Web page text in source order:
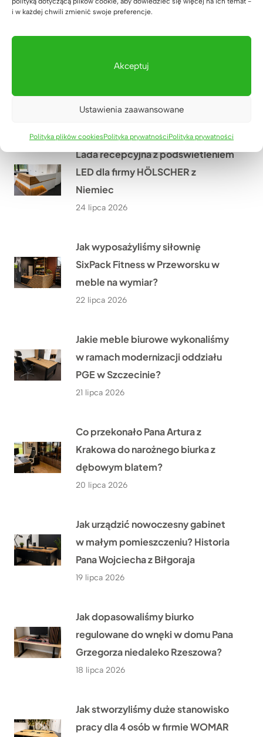
i w każdej chwili zmienić swoje preferencje.
Akceptuj
Ustawienia zaawansowane
Polityka plików cookiesPolityka prywatnościPolityka prywatności
28 lipca 2026
miejscem na drukarkę i dokumenty
Warszawie?
27 lipca 2026
Lada recepcyjna z podświetleniem
LED dla firmy HÖLSCHER z
Niemiec
24 lipca 2026
Jak wyposażyliśmy siłownię
SixPack Fitness w Przeworsku w
meble na wymiar?
22 lipca 2026
Jakie meble biurowe wykonaliśmy
w ramach modernizacji oddziału
PGE w Szczecinie?
21 lipca 2026
Co przekonało Pana Artura z
Krakowa do narożnego biurka z
dębowym blatem?
20 lipca 2026
Jak urządzić nowoczesny gabinet
w małym pomieszczeniu? Historia
Pana Wojciecha z Biłgoraja
19 lipca 2026
Jak dopasowaliśmy biurko
regulowane do wnęki w domu Pana
Grzegorza niedaleko Rzeszowa?
18 lipca 2026
Jak stworzyliśmy duże stanowisko
pracy dla 4 osób w firmie WOMAR